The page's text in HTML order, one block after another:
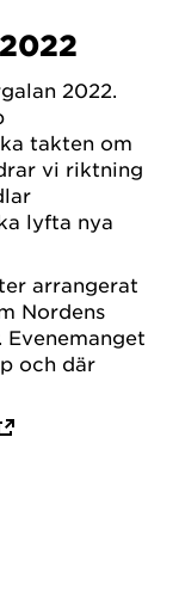
2022.
takten om
vi riktning
lyfta nya
arrangerat
Nordens
och där